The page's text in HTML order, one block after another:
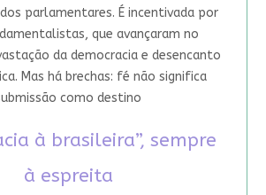
parlamentares. É incentivada por
que avançaram no
da democracia e desencanto
Mas há brechas: fé não significa
como destino
à brasileira”, sempre
à espreita